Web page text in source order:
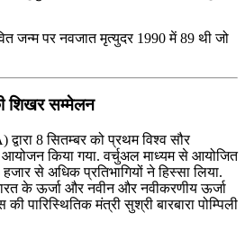
जन्‍म पर नवजात मृत्‍युदर 1990 में 89 थी जो
शिखर सम्‍मेलन
द्वारा 8 सितम्बर को प्रथम विश्व सौर
आयोजन किया गया. वर्चुअल माध्‍यम से आयोजित
से अधिक प्रतिभागियों ने हिस्सा लिया.
के ऊर्जा और नवीन और नवीकरणीय ऊर्जा
पारिस्थितिक मंत्री सुश्री बारबारा पोम्पिली